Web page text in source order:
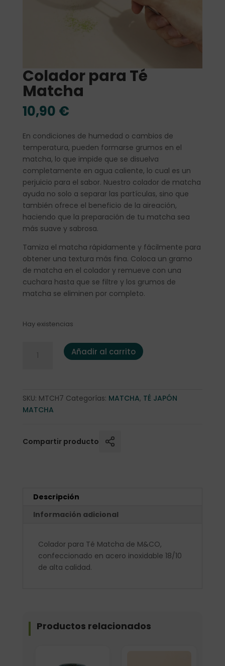
Colador para Té
Matcha
10,90 €
En condiciones de humedad o cambios de
temperatura, pueden formarse grumos en el
matcha, lo que impide que se disuelva
completamente en agua caliente, lo cual es un
perjuicio para el sabor. Nuestro colador de matcha
ayuda no solo a separar las partículas, sino que
también ofrece el beneficio de la aireación,
haciendo que la preparación de tu matcha sea
más suave y sabrosa.
Tamiza el matcha rápidamente y fácilmente para
obtener una textura más fina. Coloca un gramo
de matcha en el colador y remueve con una
cuchara hasta que se filtre y los grumos de
matcha se eliminen por completo.
Hay existencias
Colador para Té Matcha (M&CO) cantidad
Añadir al carrito
SKU: MTCH7 Categorías: MATCHA, TÉ JAPÓN
MATCHA
Compartir producto
Descripción
Información adicional
Colador para Té Matcha de M&CO,
confeccionado en acero inoxidable 18/10
de alta calidad.
Productos relacionados